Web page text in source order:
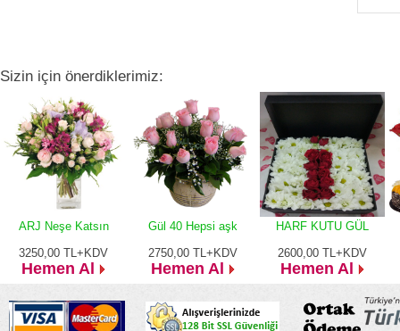
Sizin için önerdiklerimiz:
ARJ Neşe Katsın
3250,00 TL+KDV
Hemen Al
Gül 40 Hepsi aşk
2750,00 TL+KDV
Hemen Al
HARF KUTU GÜL
2600,00 TL+KDV
Hemen Al